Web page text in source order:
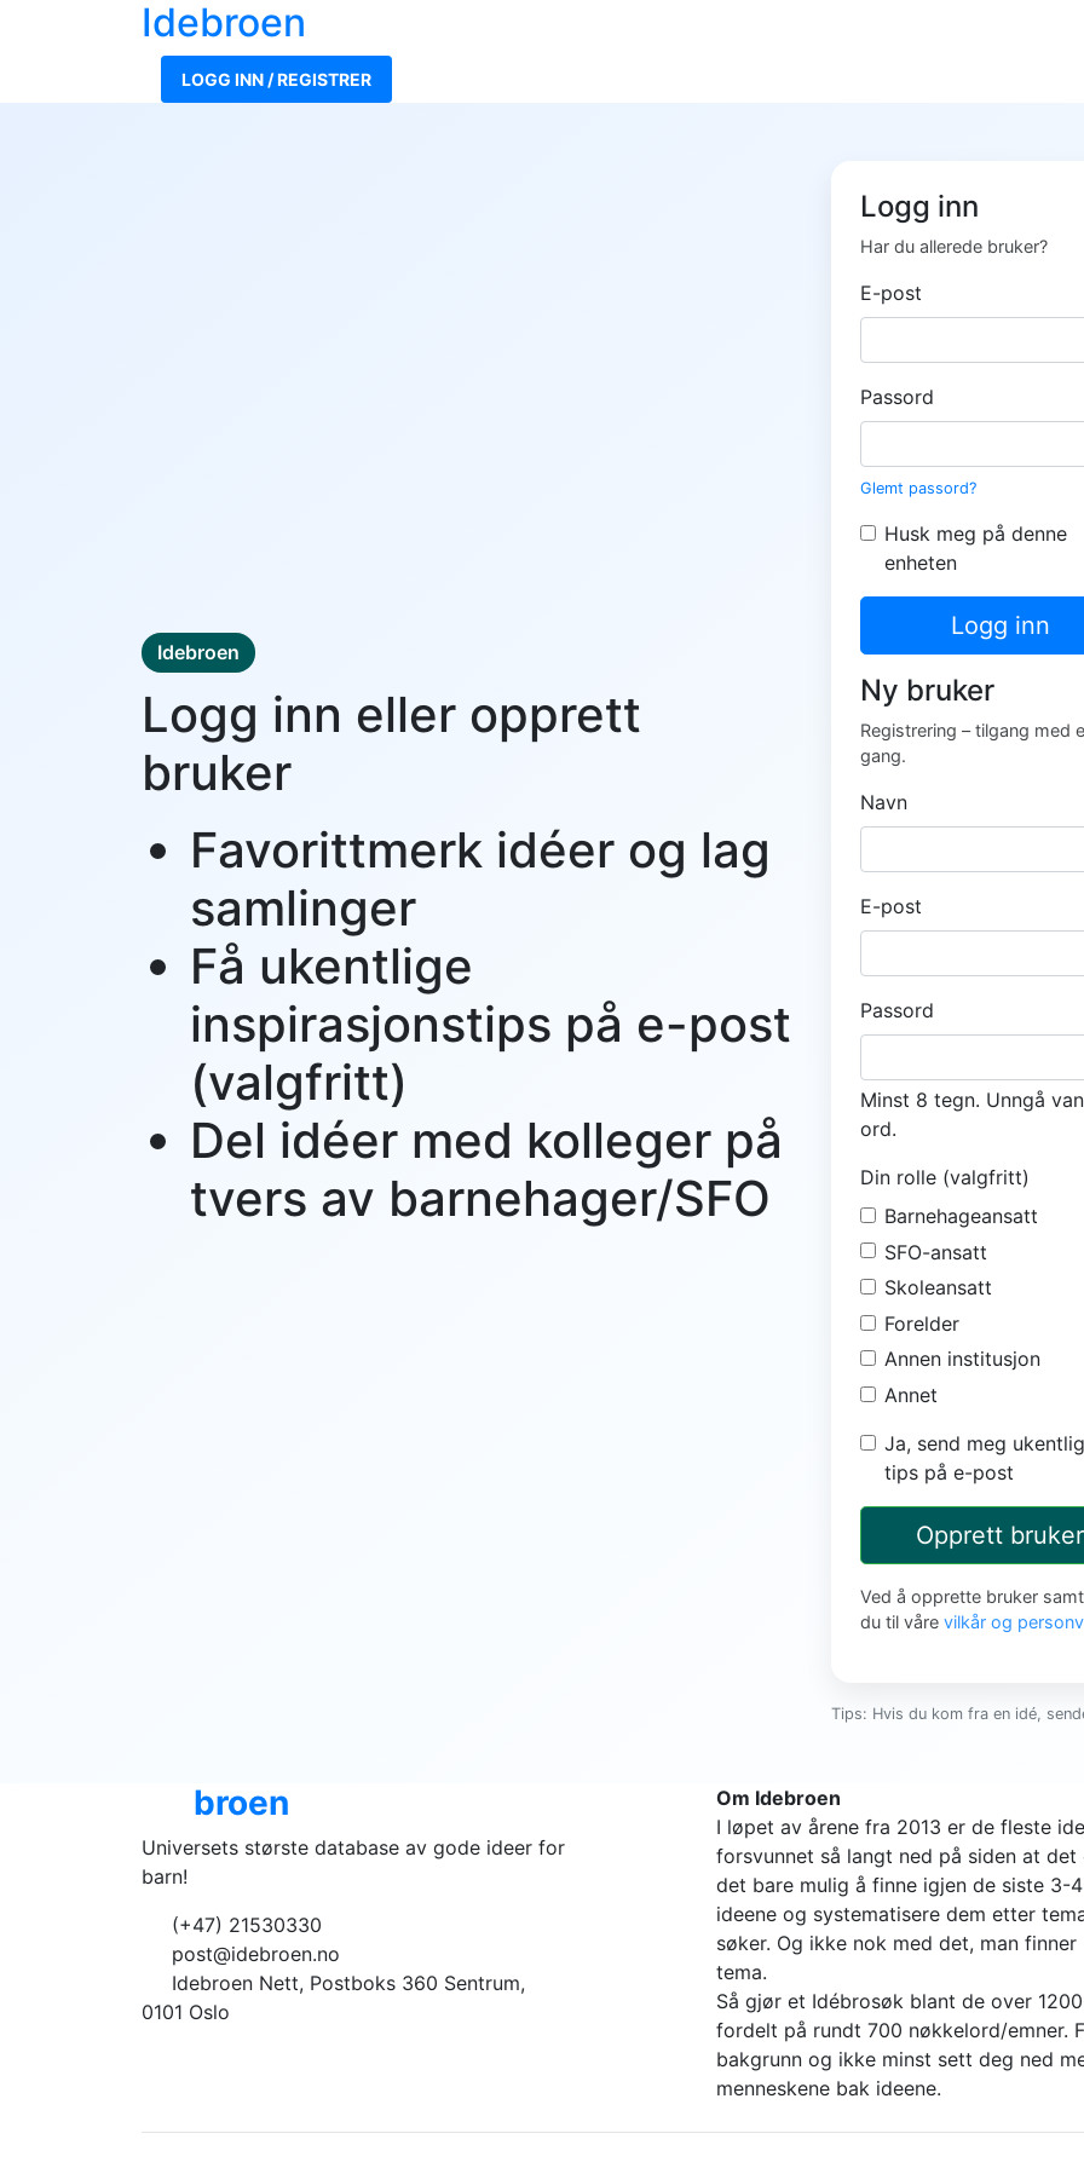
Idebroen
LOGG INN / REGISTRER
Idebroen
Logg inn eller opprett
bruker
Favorittmerk idéer og lag
samlinger
Få ukentlige
inspirasjonstips på e-post
(valgfritt)
Del idéer med kolleger på
tvers av barnehager/SFO
Logg inn
Har du allerede bruker?
E-post
Passord
Glemt passord?
Husk meg på denne
enheten
Logg inn
Ny bruker
Registrering – tilgang med
gang.
Navn
E-post
Passord
Minst 8 tegn. Unngå
ord.
Din rolle (valgfritt)
Barnehageansatt
SFO-ansatt
Skoleansatt
Forelder
Annen institusjon
Annet
Ja, send meg
tips på e-post
Opprett bruker
Ved å opprette bruker
du til våre vilkår og
Tips: Hvis du kom fra en idé,
broen
Universets største database av gode ideer for
barn!
(+47) 21530330
post@idebroen.no
Idebroen Nett, Postboks 360 Sentrum,
0101 Oslo
Om Idebroen
I løpet av årene fra 2013 er de fleste
forsvunnet så langt ned på siden at
det bare mulig å finne igjen de siste 3-
ideene og systematisere dem etter
søker. Og ikke nok med det, man
tema.
Så gjør et Idébrosøk blant de over
fordelt på rundt 700 nøkkelord/emner.
bakgrunn og ikke minst sett deg ned
menneskene bak ideene.